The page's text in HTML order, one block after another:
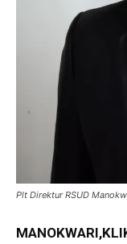
Plt Direktur RSUD